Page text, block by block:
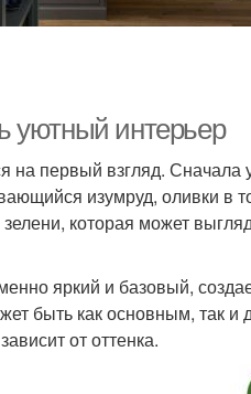
уютный интерьер
на первый взгляд. Сначала
изумруд, оливки в
которая может
яркий и базовый,
быть как основным, так
от оттенка.